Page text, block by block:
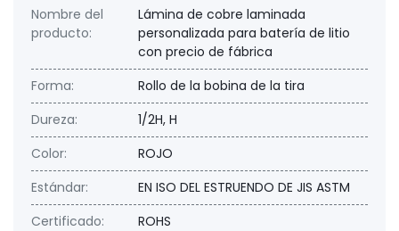
Nombre del
producto:
Lámina de cobre laminada
personalizada para batería de litio
con precio de fábrica
Forma:
Rollo de la bobina de la tira
Dureza:
1/2H, H
Color:
ROJO
Estándar:
EN ISO DEL ESTRUENDO DE JIS ASTM
Certificado:
ROHS